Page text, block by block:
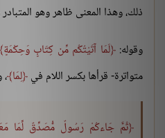
ذلك، وهذا المعنى ظاهر وهو المتبادر
وقوله: لَمَا آتَيْتُكُم مِّن كِتَابٍ وَحِكْمَةٍ
متواترة- قرأها بكسر اللام في لِمَا
ثُمَّ جَاءكُمْ رَسُولٌ مُّصَدِّقٌ لِّمَا